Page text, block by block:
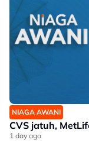
NIAGA AWANI
CVS jatuh,
1 day ago